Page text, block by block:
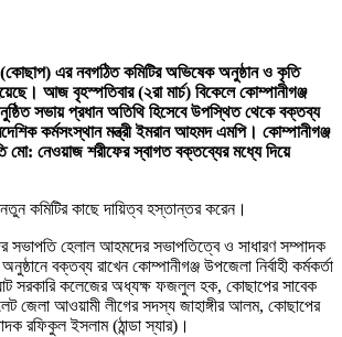
(কোছাপ) এর নবগঠিত কমিটির অভিষেক অনুষ্ঠান ও কৃতি
হয়েছে। আজ বৃহস্পতিবার (২রা মার্চ) বিকেলে কোম্পানীগঞ্জ
সভায় প্রধান অতিথি হিসেবে উপস্থিত থেকে বক্তব্য
কর্মসংস্থান মন্ত্রী ইমরান আহমদ এমপি। কোম্পানীগঞ্জ
মো: নেওয়াজ শরীফের স্বাগত বক্তব্যের মধ্যে দিয়ে
কমিটির কাছে দায়িত্ব হস্তান্তর করেন।
সভাপতি হেলাল আহমদের সভাপতিত্বে ও সাধারণ সম্পাদক
বক্তব্য রাখেন কোম্পানীগঞ্জ উপজেলা নির্বাহী কর্মকর্তা
সরকারি কলেজের অধ্যক্ষ ফজলুল হক, কোছাপের সাবেক
জেলা আওয়ামী লীগের সদস্য জাহাঙ্গীর আলম, কোছাপের
রফিকুল ইসলাম (ঠান্ডা স্যার)।